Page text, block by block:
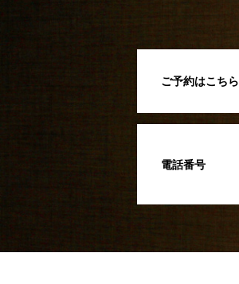
ご予約はこちら
電話番号